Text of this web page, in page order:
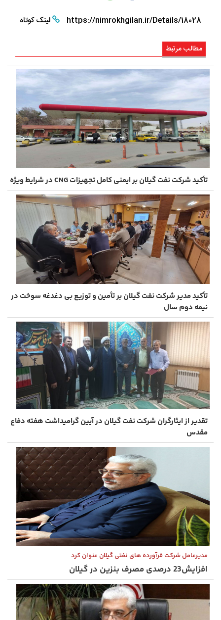
https://nimrokhgilan.ir/Details/18028 لینک کوتاه
مطالب مرتبط
تأکید شرکت نفت گیلان بر ایمنی کامل تجهیزات CNG در شرایط ویژه
تأکید مدیر شرکت نفت گیلان بر تأمین و توزیع بی ‌دغدغه سوخت در
نیمه دوم سال
تقدیر از ایثارگران شرکت نفت گیلان در آیین گرامیداشت هفته دفاع
مقدس
مدیرعامل شرکت فرآورده های نفتی گیلان عنوان کرد
افزایش23 درصدی مصرف بنزین در گیلان